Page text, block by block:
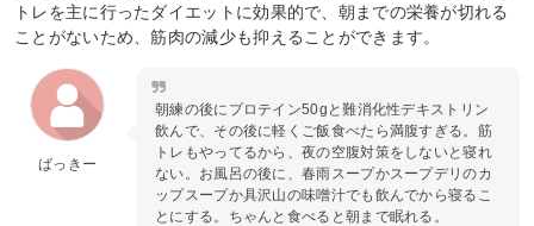
トレを主に行ったダイエットに効果的で、朝までの栄養が切れる
ことがないため、筋肉の減少も抑えることができます。
ばっきー
朝練の後にプロテイン50gと難消化性デキストリン
飲んで、その後に軽くご飯食べたら満腹すぎる。筋
トレもやってるから、夜の空腹対策をしないと寝れ
ない。お風呂の後に、春雨スープかスープデリのカ
ップスープか具沢山の味噌汁でも飲んでから寝るこ
とにする。ちゃんと食べると朝まで眠れる。